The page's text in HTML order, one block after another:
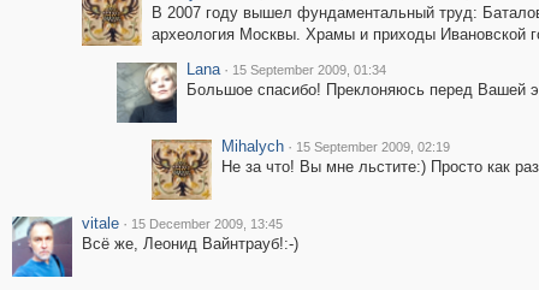
В 2007 году вышел фундаментальный труд:
археология Москвы. Храмы и приходы Ивановской
Lana · 15 September 2009, 01:34
Большое спасибо! Преклоняюсь перед Вашей
Mihalych · 15 September 2009, 02:19
Не за что! Вы мне льстите:) Просто как
vitale · 15 December 2009, 13:45
Всё же, Леонид Вайнтрауб!:-)